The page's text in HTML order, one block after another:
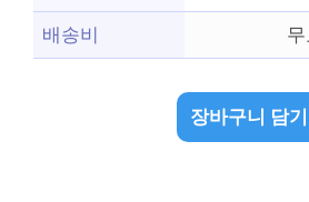
배송비
장바구니 담기